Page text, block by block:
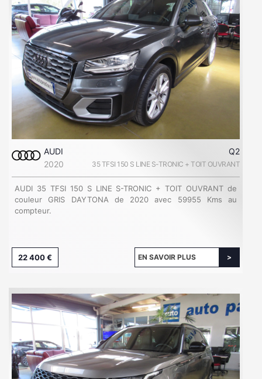
AUDI
Q2
2020
35 TFSI 150 S LINE S-TRONIC + TOIT OUVRANT
AUDI 35 TFSI 150 S LINE S-TRONIC + TOIT OUVRANT de
couleur GRIS DAYTONA de 2020 avec 59955 Kms au
compteur.
22 400 € EN SAVOIR PLUS